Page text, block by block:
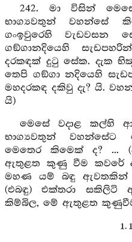
242. මා විසින්
භාග්‍යවතුන් වහන්සේ
ගංඉවුරෙහි වැඩවසන
ගඞ්ගානදියෙහි
දරකඳක් දුටු සේක. දැක
තෙපි ගඞ්ගා නදියෙහි
මහදරකඳ දකිවු දැ? යි.
යි)
මෙසේ වදාළ කල්හි
භාග්‍යවතුන් වහන්සේට
මෙතෙර කිමෙක් ද? ...
ඇතුළත කුණු වීම කවරේ
මහණ යම් බඳු ඇවතකින්
(එබඳු) එක්තරා සකිලිටි
කිම්බිල, මේ ඇතුළත
1.